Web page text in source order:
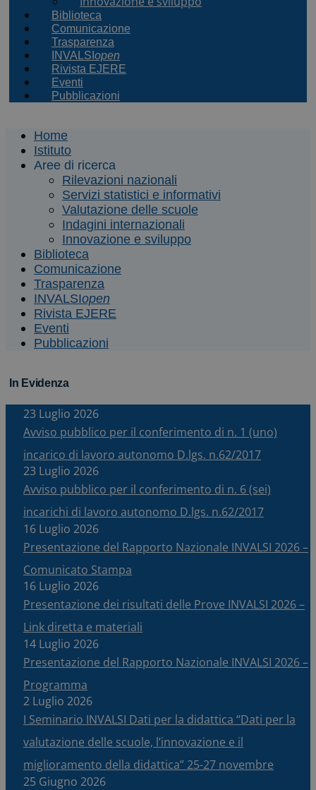
Biblioteca
Comunicazione
Trasparenza
INVALSI open
Rivista EJERE
Eventi
Pubblicazioni
Home
Istituto
Aree di ricerca
Rilevazioni nazionali
Servizi statistici e informativi
Valutazione delle scuole
Indagini internazionali
Innovazione e sviluppo
Biblioteca
Comunicazione
Trasparenza
INVALSIopen
Rivista EJERE
Eventi
Pubblicazioni
In Evidenza
23 Luglio 2026
Avviso pubblico per il conferimento di n. 1 (uno)
incarico di lavoro autonomo D.lgs. n.62/2017
23 Luglio 2026
Avviso pubblico per il conferimento di n. 6 (sei)
incarichi di lavoro autonomo D.lgs. n.62/2017
16 Luglio 2026
Presentazione del Rapporto Nazionale INVALSI 2026 –
Comunicato Stampa
16 Luglio 2026
Presentazione dei risultati delle Prove INVALSI 2026 –
Link diretta e materiali
14 Luglio 2026
Presentazione del Rapporto Nazionale INVALSI 2026 –
Programma
2 Luglio 2026
I Seminario INVALSI Dati per la didattica “Dati per la
valutazione delle scuole, l’innovazione e il
miglioramento della didattica” 25-27 novembre
25 Giugno 2026